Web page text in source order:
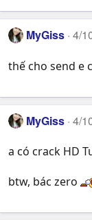
MyGiss 4/
thế cho send e
MyGiss 4/
a có crack HD
btw, bác zero